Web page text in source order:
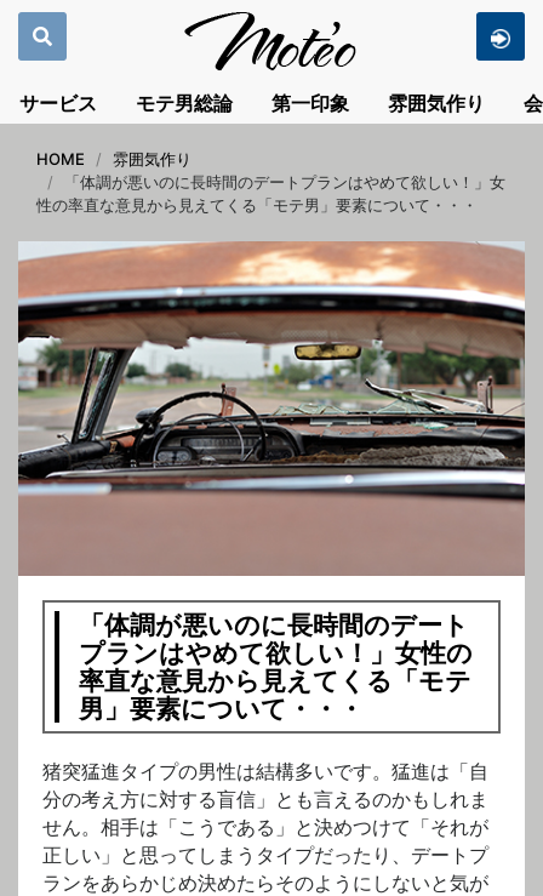
サービス モテ男総論 第一印象 雰囲気作り
HOME
雰囲気作り
「体調が悪いのに長時間のデートプランはやめて欲しい！」女
性の率直な意見から見えてくる「モテ男」要素について・・・
「体調が悪いのに長時間のデート
プランはやめて欲しい！」女性の
率直な意見から見えてくる「モテ
男」要素について・・・
猪突猛進タイプの男性は結構多いです。猛進は「自
分の考え方に対する盲信」とも言えるのかもしれま
せん。相手は「こうである」と決めつけて「それが
正しい」と思ってしまうタイプだったり、デートプ
ランをあらかじめ決めたらそのようにしないと気が